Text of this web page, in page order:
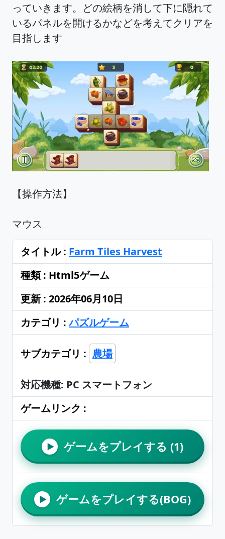
っていきます。どの絵柄を消して下に隠れて
いるパネルを開けるかなどを考えてクリアを
目指します
【操作方法】
マウス
タイトル : Farm Tiles Harvest
種類 : Html5ゲーム
更新 : 2026年06月10日
カテゴリ :パズルゲーム
サブカテゴリ : 農場
対応機種: PC スマートフォン
ゲームリンク :
▶ ゲームをプレイする (1)
▶ ゲームをプレイする(BOG)